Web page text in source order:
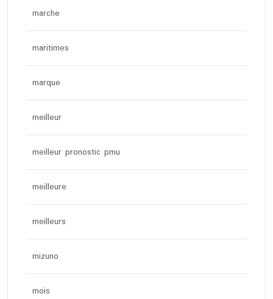
marche
maritimes
marque
meilleur
meilleur pronostic pmu
meilleure
meilleurs
mizuno
mois